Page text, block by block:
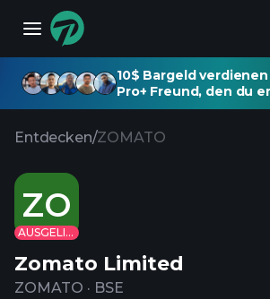
10$ Bargeld
Pro+ Freund, den du
Entdecken/ZOMATO
ZO
AUSGELISTET
Zomato Limited
ZOMATO · BSE